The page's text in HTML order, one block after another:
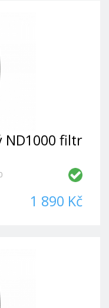
ND1000 filtr
1 890 Kč